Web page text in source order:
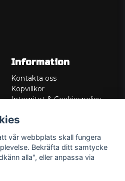
Information
Kontakta oss
Köpvillkor
Integritet & Cookiespolicy
Service/Garanti
Lådritning
Om oss
vår webbplats skall fungera
Bekräfta ditt samtycke
alla", eller anpassa via